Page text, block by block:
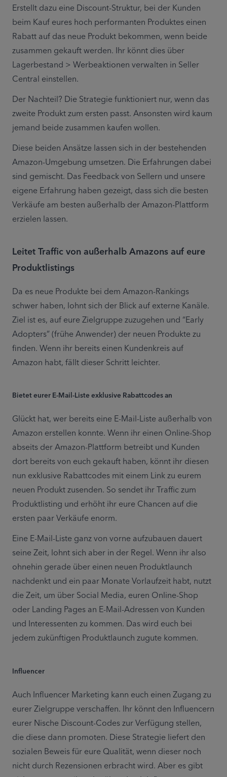
Erstellt dazu eine Discount-Struktur, bei der Kunden
beim Kauf eures hoch performanten Produktes einen
Rabatt auf das neue Produkt bekommen, wenn beide
zusammen gekauft werden. Ihr könnt dies über
Lagerbestand > Werbeaktionen verwalten in Seller
Central einstellen.
Der Nachteil? Die Strategie funktioniert nur, wenn das
zweite Produkt zum ersten passt. Ansonsten wird kaum
jemand beide zusammen kaufen wollen.
Diese beiden Ansätze lassen sich in der bestehenden
Amazon-Umgebung umsetzen. Die Erfahrungen dabei
sind gemischt. Das Feedback von Sellern und unsere
eigene Erfahrung haben gezeigt, dass sich die besten
Verkäufe am besten außerhalb der Amazon-Plattform
erzielen lassen.
Leitet Traffic von außerhalb Amazons auf eure
Produktlistings
Da es neue Produkte bei dem Amazon-Rankings
schwer haben, lohnt sich der Blick auf externe Kanäle.
Ziel ist es, auf eure Zielgruppe zuzugehen und “Early
Adopters” (frühe Anwender) der neuen Produkte zu
finden. Wenn ihr bereits einen Kundenkreis auf
Amazon habt, fällt dieser Schritt leichter.
Bietet eurer E-Mail-Liste exklusive Rabattcodes an
Glückt hat, wer bereits eine E-Mail-Liste außerhalb von
Amazon erstellen konnte. Wenn ihr einen Online-Shop
abseits der Amazon-Plattform betreibt und Kunden
dort bereits von euch gekauft haben, könnt ihr diesen
nun exklusive Rabattcodes mit einem Link zu eurem
neuen Produkt zusenden. So sendet ihr Traffic zum
Produktlisting und erhöht ihr eure Chancen auf die
ersten paar Verkäufe enorm.
Eine E-Mail-Liste ganz von vorne aufzubauen dauert
seine Zeit, lohnt sich aber in der Regel. Wenn ihr also
ohnehin gerade über einen neuen Produktlaunch
nachdenkt und ein paar Monate Vorlaufzeit habt, nutzt
die Zeit, um über Social Media, euren Online-Shop
oder Landing Pages an E-Mail-Adressen von Kunden
und Interessenten zu kommen. Das wird euch bei
jedem zukünftigen Produktlaunch zugute kommen.
Influencer
Auch Influencer Marketing kann euch einen Zugang zu
eurer Zielgruppe verschaffen. Ihr könnt den Influencern
eurer Nische Discount-Codes zur Verfügung stellen,
die diese dann promoten. Diese Strategie liefert den
sozialen Beweis für eure Qualität, wenn dieser noch
nicht durch Rezensionen erbracht wird. Aber es gibt